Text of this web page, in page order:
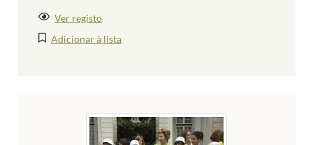
Ver registo
Adicionar à lista